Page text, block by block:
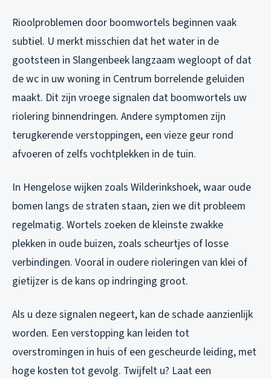
Rioolproblemen door boomwortels beginnen vaak
subtiel. U merkt misschien dat het water in de
gootsteen in Slangenbeek langzaam wegloopt of dat
de wc in uw woning in Centrum borrelende geluiden
maakt. Dit zijn vroege signalen dat boomwortels uw
riolering binnendringen. Andere symptomen zijn
terugkerende verstoppingen, een vieze geur rond
afvoeren of zelfs vochtplekken in de tuin.
In Hengelose wijken zoals Wilderinkshoek, waar oude
bomen langs de straten staan, zien we dit probleem
regelmatig. Wortels zoeken de kleinste zwakke
plekken in oude buizen, zoals scheurtjes of losse
verbindingen. Vooral in oudere rioleringen van klei of
gietijzer is de kans op indringing groot.
Als u deze signalen negeert, kan de schade aanzienlijk
worden. Een verstopping kan leiden tot
overstromingen in huis of een gescheurde leiding, met
hoge kosten tot gevolg. Twijfelt u? Laat een